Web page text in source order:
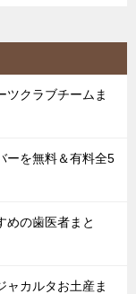
ツクラブチームま
ーを無料＆有料全5
めの歯医者まと
ャカルタお土産ま